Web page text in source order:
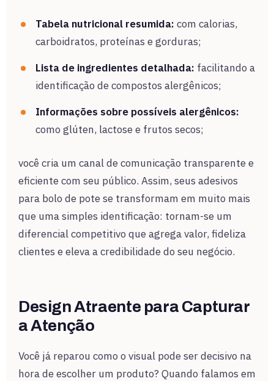
Tabela nutricional resumida: com calorias,
carboidratos, proteínas e gorduras;
Lista de ingredientes detalhada: facilitando a
identificação de compostos alergênicos;
Informações sobre possíveis alergênicos:
como glúten, lactose e frutos secos;
você cria um canal de comunicação transparente e
eficiente com seu público. Assim, seus adesivos
para bolo de pote se transformam em muito mais
que uma simples identificação: tornam-se um
diferencial competitivo que agrega valor, fideliza
clientes e eleva a credibilidade do seu negócio.
Design Atraente para Capturar
a Atenção
Você já reparou como o visual pode ser decisivo na
hora de escolher um produto? Quando falamos em